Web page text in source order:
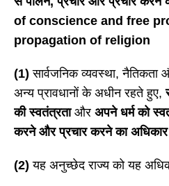
of conscience and free
propagation of religion
(1) सार्वजनिक व्यवस्था,
अन्य प्रावधानों के अधीन रहते हुए,
की स्वतंत्रताऔर अपने धर्म को
करने और प्रचार करने का
(2) यह अनुच्छेद राज्य को यह